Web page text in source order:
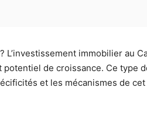
immobilier au
de croissance. Ce type
et les mécanismes de